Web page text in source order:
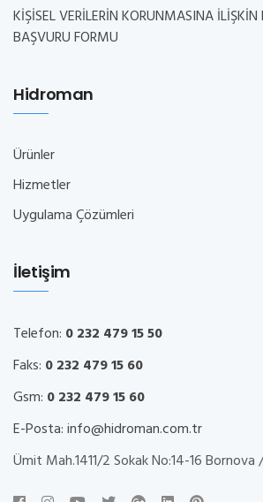
KİŞİSEL VERİLERİN KORUNMASINA
BAŞVURU FORMU
Hidroman
Ürünler
Hizmetler
Uygulama Çözümleri
İletişim
Telefon: 0 232 479 15 50
Faks: 0 232 479 15 60
Gsm: 0 232 479 15 60
E-Posta:info@hidroman.com.tr
Ümit Mah.1411/2 Sokak No:14-16